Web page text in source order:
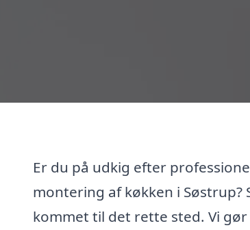
Er du på udkig efter
montering af køkken i Søstrup?
kommet til det rette sted. Vi